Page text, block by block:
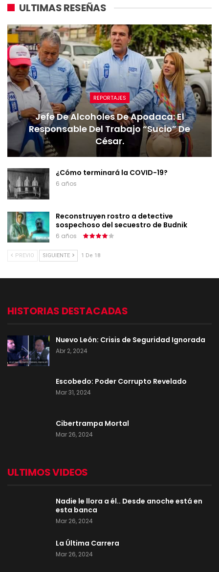
ULTIMAS RESEÑAS
REPORTAJES
Jefe De Alcoholes De Apodaca: El
Responsable Del Trabajo “sucio” De
César.
¿Cómo terminará la COVID-19?
6 años
Reconstruyen rostro a detective
sospechoso del secuestro de Budnik
6 años
PREVIO SIGUIENTE 1 De 18
HISTORIAS DESTACADAS
Nuevo León: Crisis de Seguridad Ignorada
Abr 2, 2024
Escobedo: Poder Corrupto Revelado
Mar 31, 2024
Cibertrampa Mortal
Mar 26, 2024
ULTIMOS VIDEOS
Nadie le llora a él.. Desde anoche está en
esta banca
Mar 26, 2024
La Última Carrera
Mar 26, 2024